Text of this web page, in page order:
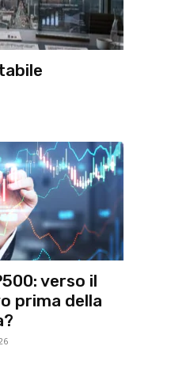
verso il
prima della